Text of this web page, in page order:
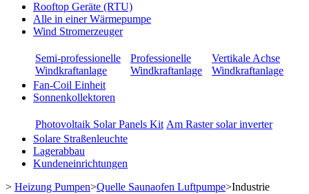
Rooftop Geräte (RTU)
Alle in einer Wärmepumpe
Wind Stromerzeuger
Semi-professionelle
Windkraftanlage
Professionelle
Windkraftanlage
Vertikale Achse
Windkraftanlage
Fan-Coil Einheit
Sonnenkollektoren
Photovoltaik Solar Panels Kit Am Raster solar inverter
Solare Straßenleuchte
Lagerabbau
Kundeneinrichtungen
> Heizung Pumpen>Quelle Saunaofen Luftpumpe>Industrie